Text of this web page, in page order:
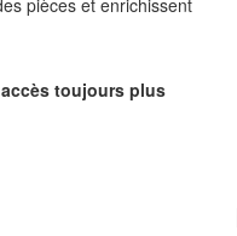
pièces et enrichissent
toujours plus